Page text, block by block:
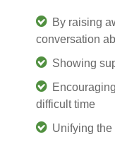
By raising
conversation
Showing
difficult time
Unifying